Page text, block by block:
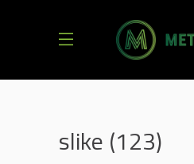
slike (123)